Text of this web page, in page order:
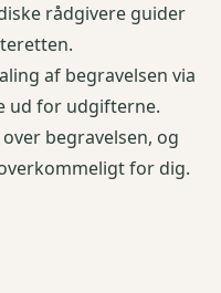
rådgivere guider
af begravelsen via
ud for udgifterne.
begravelsen, og
for dig.